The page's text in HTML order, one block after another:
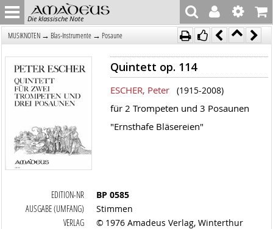
Die klassische Note
MUSIKNOTEN → Blas-Instrumente → Posaune
Quintett op. 114
ESCHER, Peter (1915-2008)
für 2 Trompeten und 3 Posaunen
"Ernsthafe Bläsereien"
EDITION-NR
BP 0585
AUSGABE (UMFANG)
Stimmen
VERLAG
© 1976 Amadeus Verlag, Winterthur